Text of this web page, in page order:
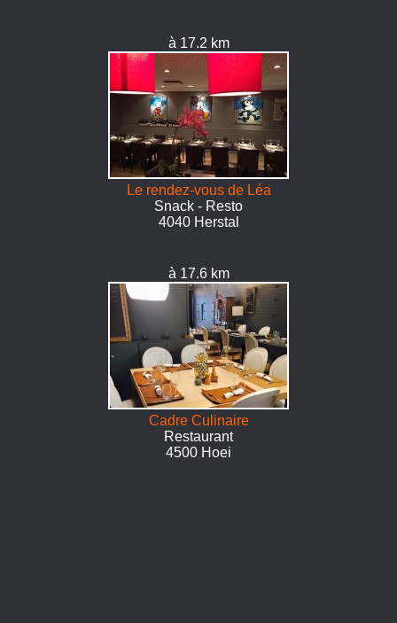
à 17.2 km
Le rendez-vous de Léa
Snack - Resto
4040 Herstal
à 17.6 km
Cadre Culinaire
Restaurant
4500 Hoei